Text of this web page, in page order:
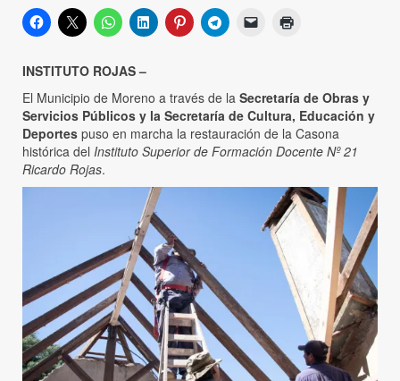
INSTITUTO ROJAS –
El Municipio de Moreno a través de la Secretaría de Obras y
Servicios Públicos y la Secretaría de Cultura, Educación y
Deportes puso en marcha la restauración de la Casona
histórica del Instituto Superior de Formación Docente Nº 21
Ricardo Rojas.